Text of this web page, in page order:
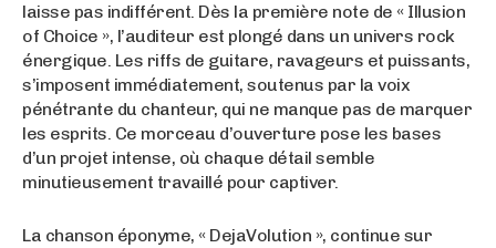
laisse pas indifférent. Dès la première note de « Illusion
of Choice », l’auditeur est plongé dans un univers rock
énergique. Les riffs de guitare, ravageurs et puissants,
s’imposent immédiatement, soutenus par la voix
pénétrante du chanteur, qui ne manque pas de marquer
les esprits. Ce morceau d’ouverture pose les bases
d’un projet intense, où chaque détail semble
minutieusement travaillé pour captiver.
La chanson éponyme, « DejaVolution », continue sur